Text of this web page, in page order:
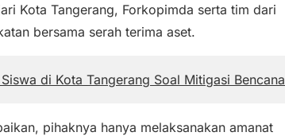
Kota Tangerang, Forkopimda serta tim dari
bersama serah terima aset.
di Kota Tangerang Soal Mitigasi Bencana
pihaknya hanya melaksanakan amanat